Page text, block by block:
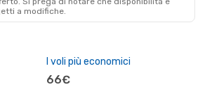
a modifiche.
I voli più economici
66€